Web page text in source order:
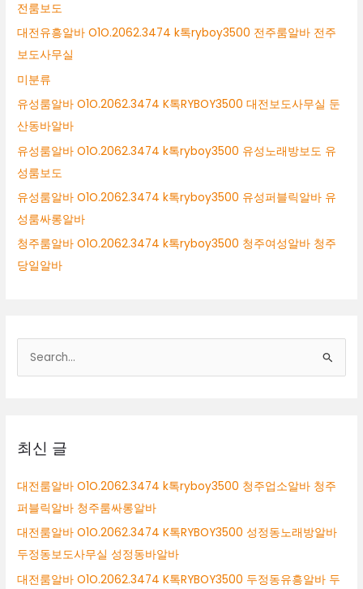
전룸보도
대전유흥알바 O1O.2062.3474 k톡ryboy3500 전주룸알바 전주
보도사무실
미분류
유성룸알바 O1O.2062.3474 K톡RYBOY3500 대전보도사무실 둔
산동바알바
유성룸알바 O1O.2062.3474 k톡ryboy3500 유성노래방보도 유
성룸보도
유성룸알바 O1O.2062.3474 k톡ryboy3500 유성퍼블릭알바 유
성룸싸롱알바
청주룸알바 O1O.2062.3474 k톡ryboy3500 청주여성알바 청주
당일알바
색
최신 글
대전룸알바 O1O.2062.3474 k톡ryboy3500 청주업소알바 청주
퍼블릭알바 청주룸싸롱알바
대전룸알바 O1O.2062.3474 K톡RYBOY3500 성정동노래방알바
두정동보도사무실 성정동바알바
대전룸알바 O1O.2062.3474 K톡RYBOY3500 두정동유흥알바 두